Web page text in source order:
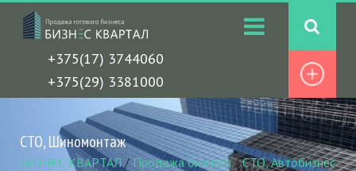
+375(17) 3744060
+375(29) 3381000
СТО, Шиномонтаж
БИЗНЕС КВАРТАЛ/Продажа бизнеса/СТО, Автобизнес